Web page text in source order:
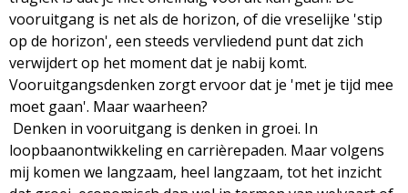
vooruitgang is net als de horizon, of die vreselijke 'stip
op de horizon', een steeds vervliedend punt dat zich
verwijdert op het moment dat je nabij komt.
Vooruitgangsdenken zorgt ervoor dat je 'met je tijd mee
moet gaan'. Maar waarheen?
Denken in vooruitgang is denken in groei. In
loopbaanontwikkeling en carrièrepaden. Maar volgens
mij komen we langzaam, heel langzaam, tot het inzicht